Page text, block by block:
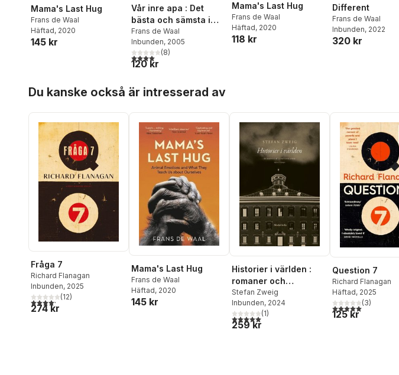
Mama's Last Hug
Frans de Waal
Häftad, 2020
145 kr
Vår inre apa : Det
bästa och sämsta i
den mänskliga
naturen
Frans de Waal
Inbunden, 2005
4,0utav 5 stjärnor. Totalt antal röster:
(8)
120 kr
Mama's Last Hug
Frans de Waal
Häftad, 2020
118 kr
Different
Frans de Waal
Inbunden, 2022
320 kr
Du kanske också är intresserad av
Fråga 7
Richard Flanagan
Inbunden, 2025
4,2utav 5 stjärnor. Totalt antal röster:
(12)
274 kr
Mama's Last Hug
Frans de Waal
Häftad, 2020
145 kr
Historier i världen :
romaner och
kortromaner 1910-
1942
Stefan Zweig
Inbunden, 2024
5,0utav 5 stjärnor. Totalt antal röster:
(1)
259 kr
Question 7
Richard Flanagan
Häftad, 2025
5,0utav 5 stjärnor.
(3)
125 kr